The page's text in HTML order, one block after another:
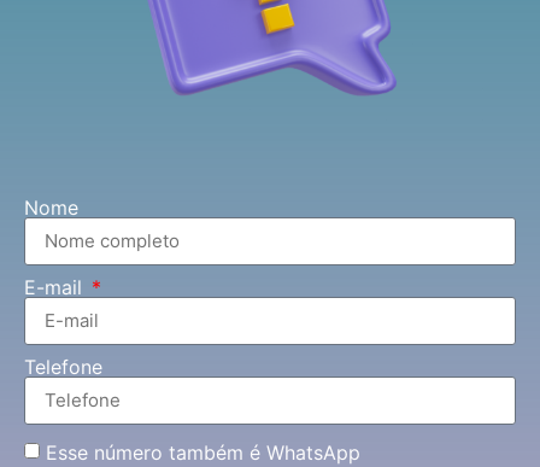
Nome
E-mail
Telefone
Esse número também é WhatsApp